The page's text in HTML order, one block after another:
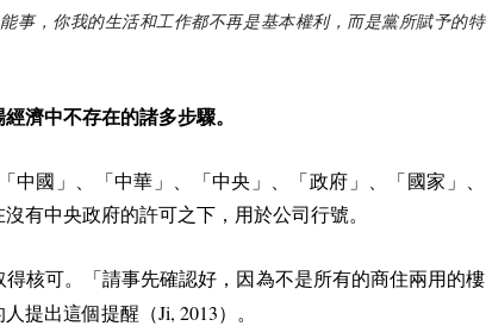
事，你我的生活和工作都不再是基本權利，而是黨所賦予的特
濟中不存在的諸多步驟。
國」、「中華」、「中央」、「政府」、「國家」、
有中央政府的許可之下，用於公司行號。
核可。「請事先確認好，因為不是所有的商住兩用的樓
提出這個提醒（Ji, 2013）。